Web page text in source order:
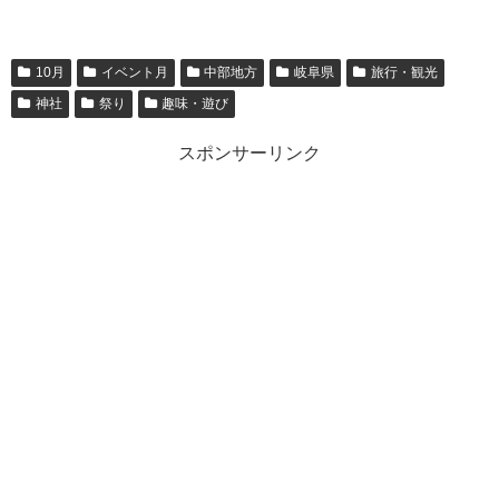
10月 イベント月 中部地方 岐阜県
旅行・観光
神社
祭り 趣味・遊び
スポンサーリンク